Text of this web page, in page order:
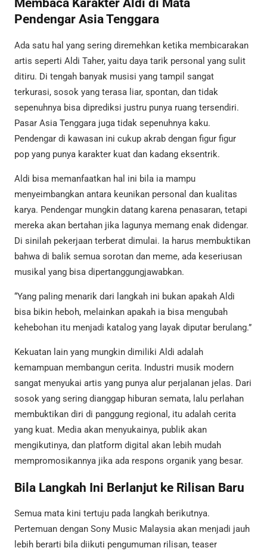
Pendengar Asia Tenggara
Ada satu hal yang sering diremehkan ketika membicarakan
artis seperti Aldi Taher, yaitu daya tarik personal yang sulit
ditiru. Di tengah banyak musisi yang tampil sangat
terkurasi, sosok yang terasa liar, spontan, dan tidak
sepenuhnya bisa diprediksi justru punya ruang tersendiri.
Pasar Asia Tenggara juga tidak sepenuhnya kaku.
Pendengar di kawasan ini cukup akrab dengan figur figur
pop yang punya karakter kuat dan kadang eksentrik.
Aldi bisa memanfaatkan hal ini bila ia mampu
menyeimbangkan antara keunikan personal dan kualitas
karya. Pendengar mungkin datang karena penasaran, tetapi
mereka akan bertahan jika lagunya memang enak didengar.
Di sinilah pekerjaan terberat dimulai. Ia harus membuktikan
bahwa di balik semua sorotan dan meme, ada keseriusan
musikal yang bisa dipertanggungjawabkan.
“Yang paling menarik dari langkah ini bukan apakah Aldi
bisa bikin heboh, melainkan apakah ia bisa mengubah
kehebohan itu menjadi katalog yang layak diputar berulang.”
Kekuatan lain yang mungkin dimiliki Aldi adalah
kemampuan membangun cerita. Industri musik modern
sangat menyukai artis yang punya alur perjalanan jelas. Dari
sosok yang sering dianggap hiburan semata, lalu perlahan
membuktikan diri di panggung regional, itu adalah cerita
yang kuat. Media akan menyukainya, publik akan
mengikutinya, dan platform digital akan lebih mudah
mempromosikannya jika ada respons organik yang besar.
Bila Langkah Ini Berlanjut ke Rilisan Baru
Semua mata kini tertuju pada langkah berikutnya.
Pertemuan dengan Sony Music Malaysia akan menjadi jauh
lebih berarti bila diikuti pengumuman rilisan, teaser